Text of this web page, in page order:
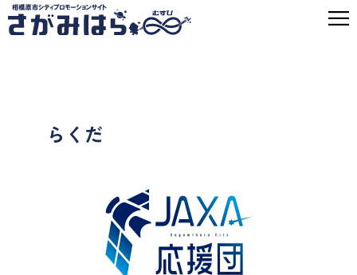
らくだ